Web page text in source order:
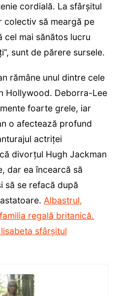
cordială. La sfârșitul
colectiv să meargă pe
cel mai sănătos lucru
sunt de părere sursele.
rămâne unul dintre cele
Hollywood. Deborra-Lee
foarte grele, iar
o afectează profund
actriței
divorțul Hugh Jackman
dar ea încearcă să
să se refacă după
Albastrul,
regală britanică.
sfârșitul